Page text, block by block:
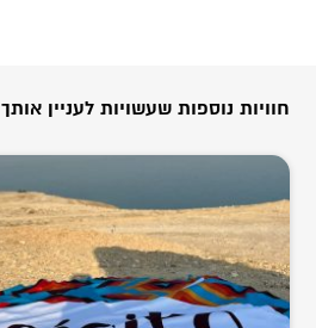
חוויות נוספות שעשויות לעניין אותך